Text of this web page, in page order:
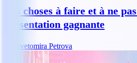
Les choses à faire et à ne
présentation gagnante
Tsvetomira Petrova